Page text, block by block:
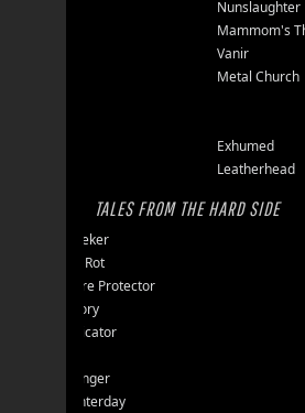
Nunslaughter
Mammom's
Vanir
Metal Church
Exhumed
Leatherhead
TALES FROM THE HARD SIDE
Endseeker
Jungle Rot
40 Jahre Protector
Vomitory
Messticator
Clawfinger
Slaughterday